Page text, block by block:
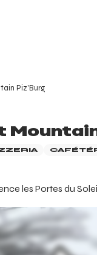
Piz'Burg
les Portes du